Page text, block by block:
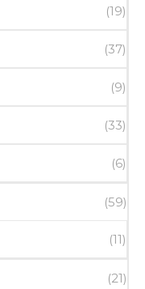
(19)
(37)
(9)
(33)
(6)
(59)
(11)
(21)